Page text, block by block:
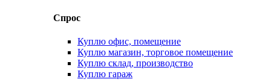
Спрос
Куплю офис, помещение
Куплю магазин, торговое помещение
Куплю склад, производство
Куплю гараж